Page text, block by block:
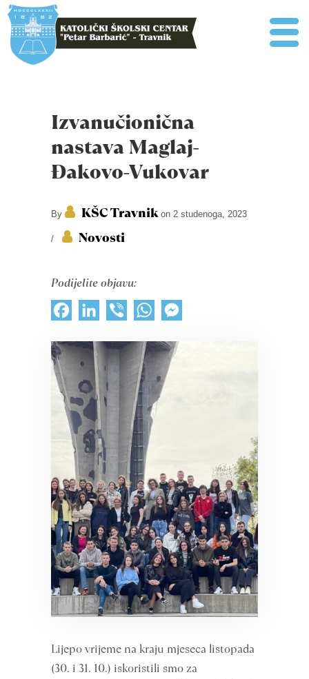
Izvanučionična
nastava Maglaj-
Đakovo-Vukovar
By KŠC Travnikon 2 studenoga, 2023
/ Novosti
Podijelite objavu:
FacebookLinkedInViber WhatsApp
Lijepo vrijeme na kraju mjeseca listopada
(30. i 31. 10.) iskoristili smo za